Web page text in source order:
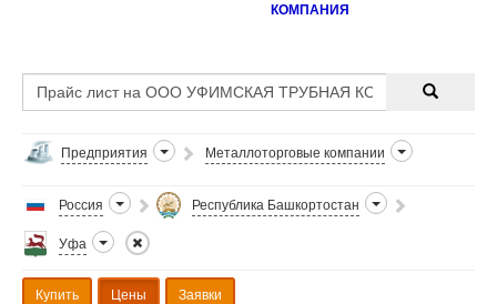
КОМПАНИЯ
Предприятия Металлоторговые компании
Россия Республика Башкортостан
Уфа
Купить Цены Заявки